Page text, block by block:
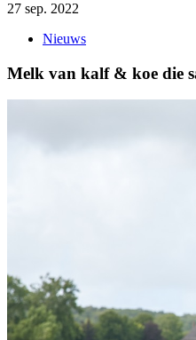
27 sep. 2022
Nieuws
Melk van kalf & koe die